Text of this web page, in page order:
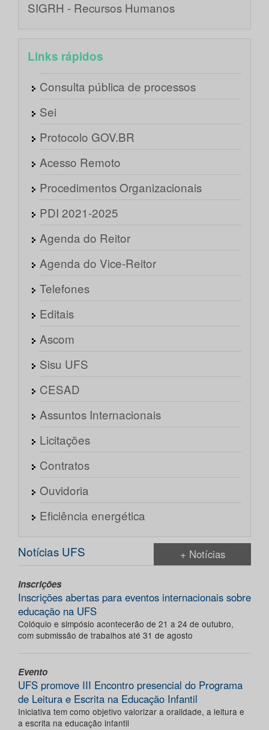
SIGRH - Recursos Humanos
Links rápidos
Consulta pública de processos
Sei
Protocolo GOV.BR
Acesso Remoto
Procedimentos Organizacionais
PDI 2021-2025
Agenda do Reitor
Agenda do Vice-Reitor
Telefones
Editais
Ascom
Sisu UFS
CESAD
Assuntos Internacionais
Licitações
Contratos
Ouvidoria
Eficiência energética
Notícias UFS + Notícias
Inscrições
Inscrições abertas para eventos internacionais sobre
educação na UFS
Colóquio e simpósio acontecerão de 21 a 24 de outubro,
com submissão de trabalhos até 31 de agosto
Evento
UFS promove III Encontro presencial do Programa
de Leitura e Escrita na Educação Infantil
Iniciativa tem como objetivo valorizar a oralidade, a leitura e
a escrita na educação infantil